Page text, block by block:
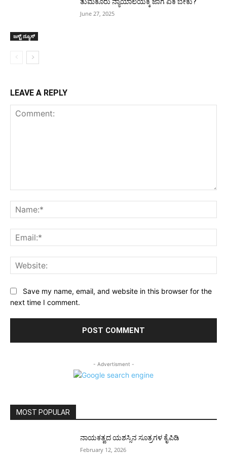
ಜಸ್ಟ್ ನ್ಯೂಸ್
ತುಮಕೂರು ನ್ಯಾಯಾಲಯಕ್ಕೆ ಜಾಗ ಏಕೆ ಬೇಕು?
June 27, 2025
LEAVE A REPLY
Save my name, email, and website in this browser for the
next time I comment.
- Advertisment -
MOST POPULAR
ನಾಯಕತ್ವದ ಯಶಸ್ಸಿನ ಸೂತ್ರಗಳ ಕೈಪಿಡಿ
February 12, 2026